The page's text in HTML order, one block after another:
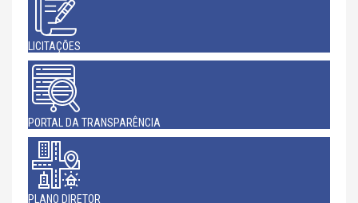
LICITAÇÕES
PORTAL DA TRANSPARÊNCIA
PLANO DIRETOR